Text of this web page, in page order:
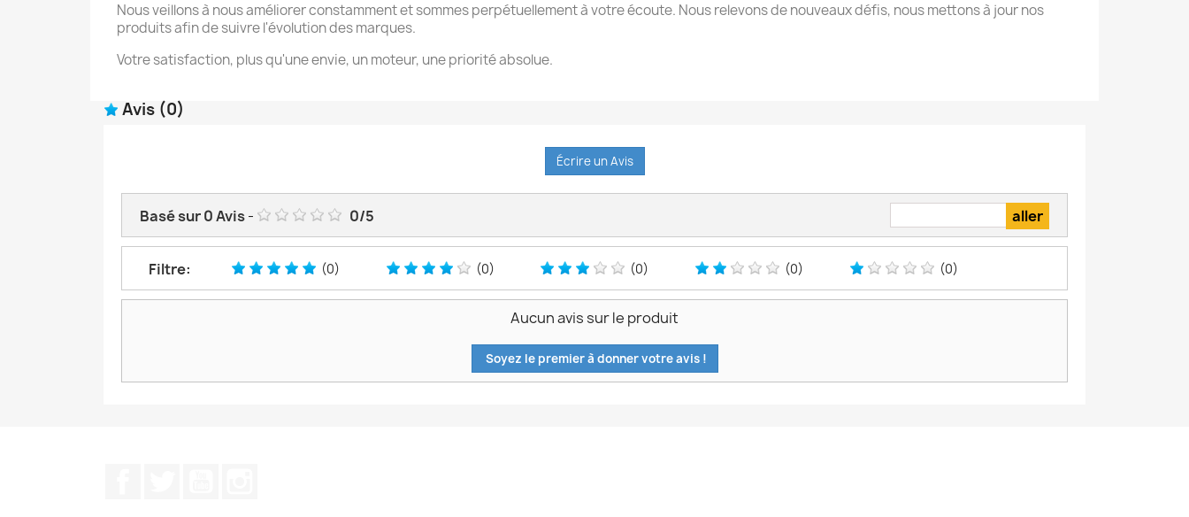
Nous veillons à nous améliorer constamment et sommes perpétuellement à votre écoute. Nous relevons de nouveaux défis, nous mettons à jour nos
produits afin de suivre l'évolution des marques.
Votre satisfaction, plus qu'une envie, un moteur, une priorité absolue.
Avis (0)
Écrire un Avis
Basé sur0Avis- 0/5
Filtre: (0) (0) (0) (0) (0)
Aucun avis sur le produit
Soyez le premier à donner votre avis !